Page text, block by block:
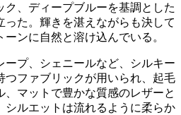
ク、ディープブルーを基調とした
た。輝きを湛えながらも決して
ンに自然と溶け込んでいる。
ープ、シェニールなど、シルキー
つファブリックが用いられ、起毛
、マットで豊かな質感のレザーと
シルエットは流れるように柔らか